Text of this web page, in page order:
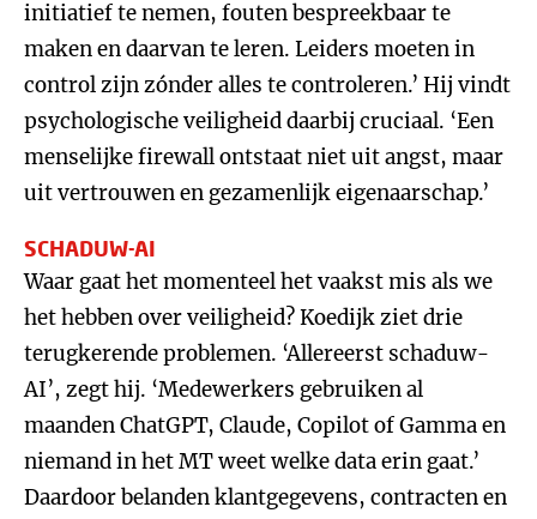
initiatief te nemen, fouten bespreekbaar te
maken en daarvan te leren. Leiders moeten in
control zijn zónder alles te controleren.’ Hij vindt
psychologische veiligheid daarbij cruciaal. ‘Een
menselijke firewall ontstaat niet uit angst, maar
uit vertrouwen en gezamenlijk eigenaarschap.’
SCHADUW-AI
Waar gaat het momenteel het vaakst mis als we
het hebben over veiligheid? Koedijk ziet drie
terugkerende problemen. ‘Allereerst schaduw-
AI’, zegt hij. ‘Medewerkers gebruiken al
maanden ChatGPT, Claude, Copilot of Gamma en
niemand in het MT weet welke data erin gaat.’
Daardoor belanden klantgegevens, contracten en